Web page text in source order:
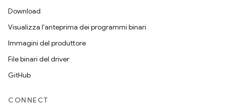
Download
Visualizza l'anteprima dei programmi binari
Immagini del produttore
File binari del driver
GitHub
CONNECT